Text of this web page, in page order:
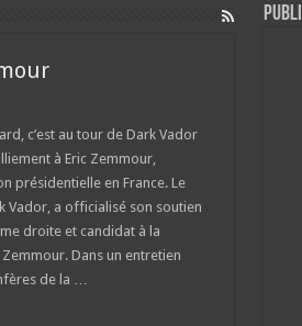
c’est au tour de Dark Vador
à Eric Zemmour,
présidentielle en France. Le
Vador, a officialisé son soutien
droite et candidat à la
Dans un entretien
de la …